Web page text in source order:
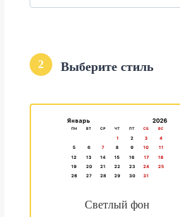
2 Выберите стиль
Светлый фон